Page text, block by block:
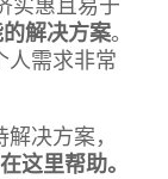
解决方案。
人需求非常
决方案，
这里帮助。